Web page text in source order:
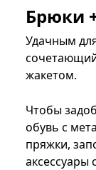
Брюки
Удачным
жакетом.
Чтобы
обувь с
пряжки,
аксессуары